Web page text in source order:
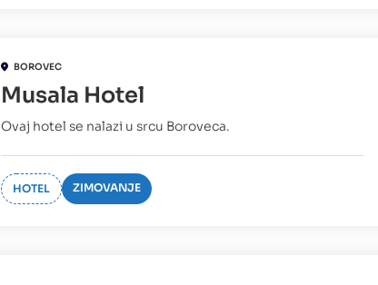
BOROVEC
Musala Hotel
Ovaj hotel se nalazi u srcu Boroveca.
HOTEL ZIMOVANJE